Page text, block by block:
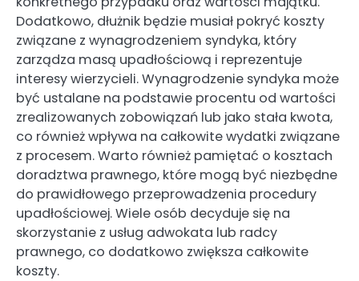
Dodatkowo, dłużnik będzie musiał pokryć koszty
związane z wynagrodzeniem syndyka, który
zarządza masą upadłościową i reprezentuje
interesy wierzycieli. Wynagrodzenie syndyka może
być ustalane na podstawie procentu od wartości
zrealizowanych zobowiązań lub jako stała kwota,
co również wpływa na całkowite wydatki związane
z procesem. Warto również pamiętać o kosztach
doradztwa prawnego, które mogą być niezbędne
do prawidłowego przeprowadzenia procedury
upadłościowej. Wiele osób decyduje się na
skorzystanie z usług adwokata lub radcy
prawnego, co dodatkowo zwiększa całkowite
koszty.